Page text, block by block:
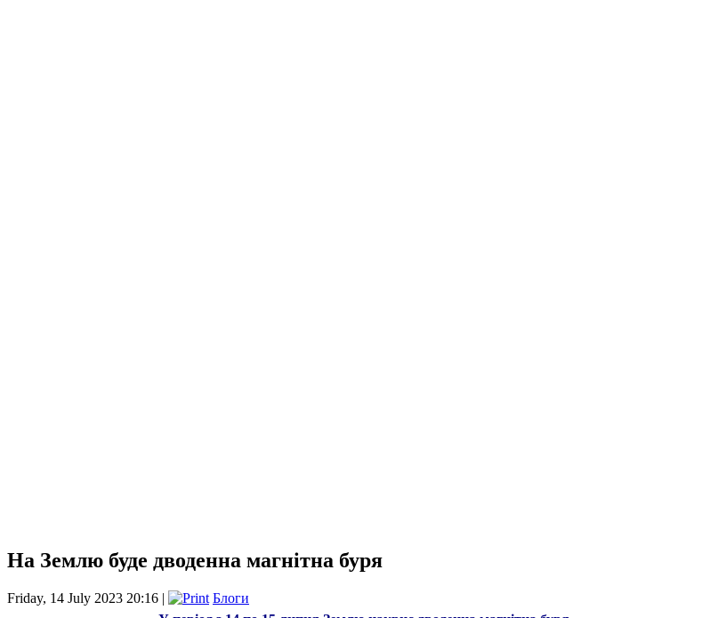
На Землю буде дводенна магнітна буря
Friday, 14 July 2023 20:16 |
Блоги